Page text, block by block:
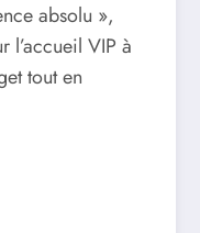
absolu »,
l’accueil VIP à
tout en